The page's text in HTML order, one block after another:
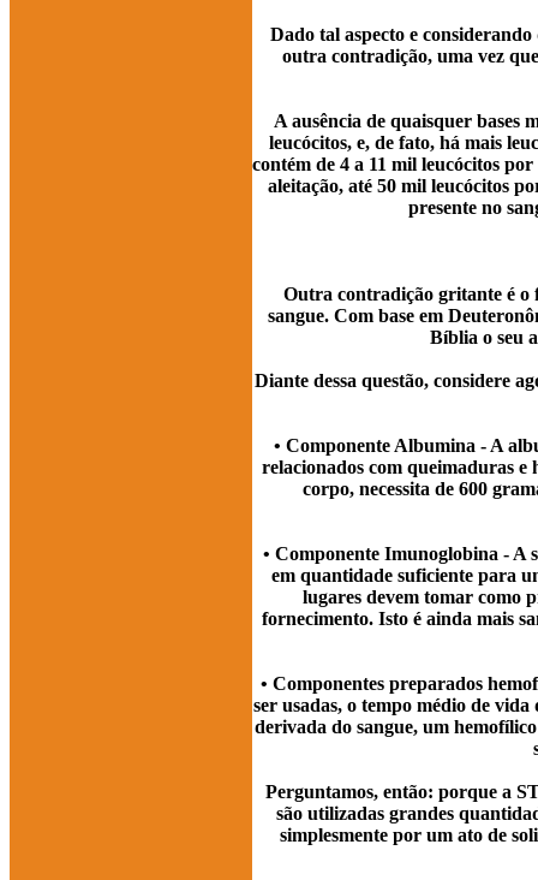
Dado tal aspecto e
outra contradição, uma vez
A ausência de quaisquer bases
leucócitos, e, de fato, há mais
contém de 4 a 11 mil leucócitos
aleitação, até 50 mil leucócitos
presente no
Outra contradição gritante é o
sangue. Com base em
Bíblia o seu
Diante dessa questão, considere
• Componente Albumina - A
relacionados com queimaduras
corpo, necessita de 600
• Componente Imunoglobina - A
em quantidade suficiente para
lugares devem tomar como
fornecimento. Isto é ainda mais
• Componentes preparados
ser usadas, o tempo médio de vida
derivada do sangue, um
Perguntamos, então: porque a
são utilizadas grandes
simplesmente por um ato de